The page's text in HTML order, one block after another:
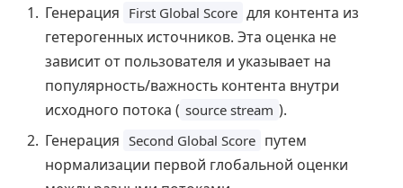
Генерация First Global Score для контента из
гетерогенных источников. Эта оценка не
зависит от пользователя и указывает на
популярность/важность контента внутри
исходного потока ( source stream ).
Генерация Second Global Score путем
нормализации первой глобальной оценки